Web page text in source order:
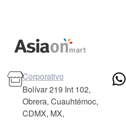
Corporativo
Bolívar 219 Int 102,
Obrera, Cuauhtémoc,
CDMX, MX,